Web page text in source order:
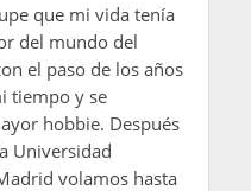
que mi vida tenía
del mundo del
el paso de los años
tiempo y se
hobbie. Después
Universidad
volamos hasta